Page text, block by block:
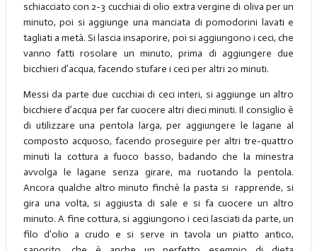
schiacciato con 2-3 cucchiai di olio extra vergine di oliva per un
minuto, poi si aggiunge una manciata di pomodorini lavati e
tagliati a metà. Si lascia insaporire, poi si aggiungono i ceci, che
vanno fatti rosolare un minuto, prima di aggiungere due
bicchieri d’acqua, facendo stufare i ceci per altri 20 minuti.
Messi da parte due cucchiai di ceci interi, si aggiunge un altro
bicchiere d’acqua per far cuocere altri dieci minuti. Il consiglio è
di utilizzare una pentola larga, per aggiungere le lagane al
composto acquoso, facendo proseguire per altri tre-quattro
minuti la cottura a fuoco basso, badando che la minestra
avvolga le lagane senza girare, ma ruotando la pentola.
Ancora qualche altro minuto finchè la pasta si rapprende, si
gira una volta, si aggiusta di sale e si fa cuocere un altro
minuto. A fine cottura, si aggiungono i ceci lasciati da parte, un
filo d’olio a crudo e si serve in tavola un piatto antico,